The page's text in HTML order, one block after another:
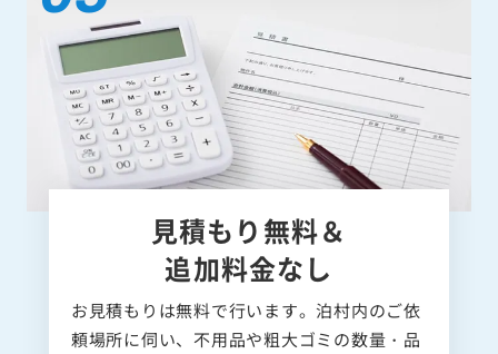
見積もり無料＆
追加料金なし
お見積もりは無料で行います。泊村内のご依
頼場所に伺い、不用品や粗大ゴミの数量・品